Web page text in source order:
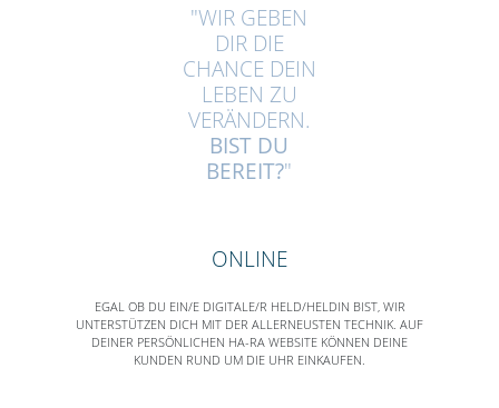
"WIR GEBEN
DIR DIE
CHANCE DEIN
LEBEN ZU
VERÄNDERN.
BIST DU
BEREIT?"
ONLINE
EGAL OB DU EIN/E DIGITALE/R HELD/HELDIN BIST, WIR
UNTERSTÜTZEN DICH MIT DER ALLERNEUSTEN TECHNIK. AUF
DEINER PERSÖNLICHEN HA-RA WEBSITE KÖNNEN DEINE
KUNDEN RUND UM DIE UHR EINKAUFEN.